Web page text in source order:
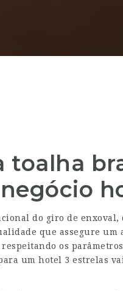
toalha
do giro de
que assegure um
os
um hotel 3 estrelas